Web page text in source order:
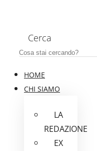
Cerca
HOME
CHI SIAMO
LA
REDAZIONE
EX